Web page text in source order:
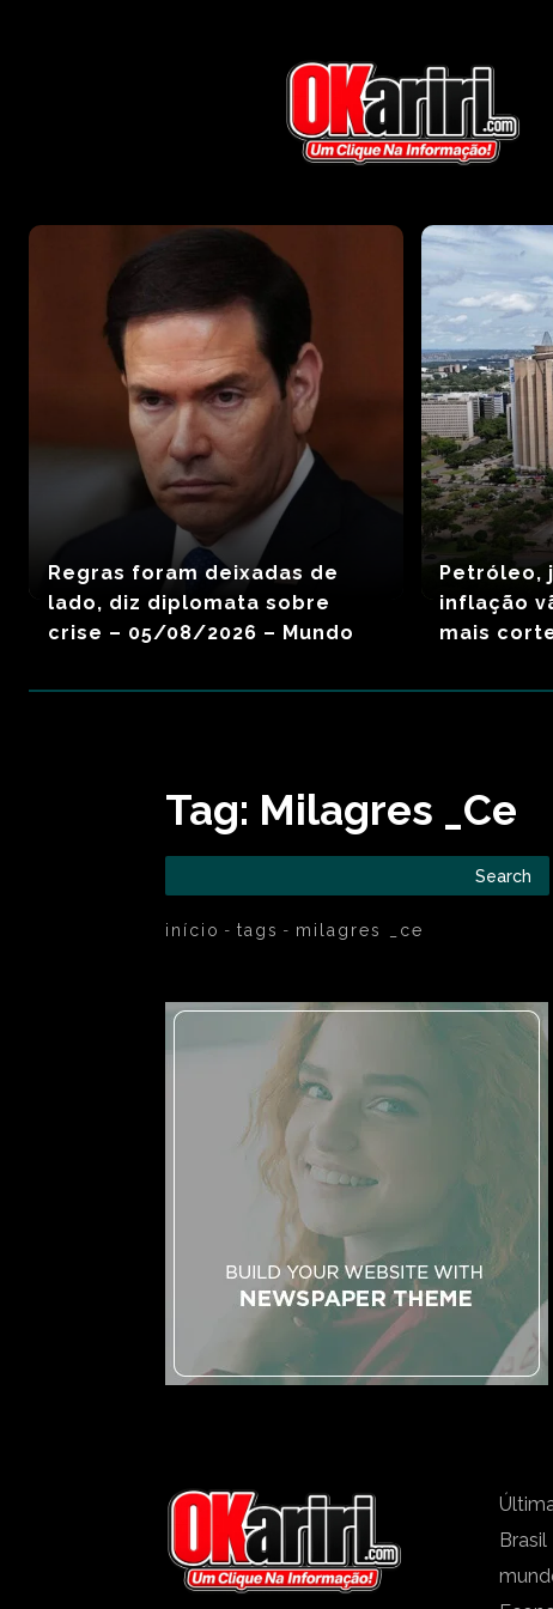
Regras foram deixadas de
lado, diz diplomata sobre
crise – 05/08/2026 – Mundo
Petróleo,
inflação
mais
Tag: Milagres _Ce
Search
início tags milagres _ce
Brasil